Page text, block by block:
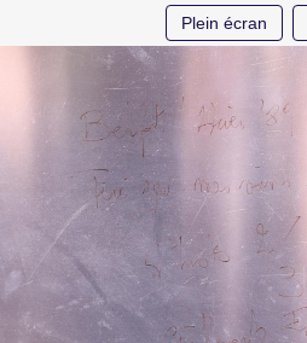
Plein écran